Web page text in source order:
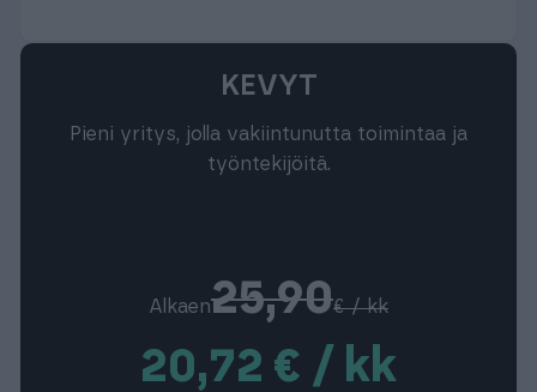
KEVYT
Pieni yritys, jolla vakiintunutta toimintaa ja
työntekijöitä.
Alkaen25,90€ / kk
20,72 € / kk